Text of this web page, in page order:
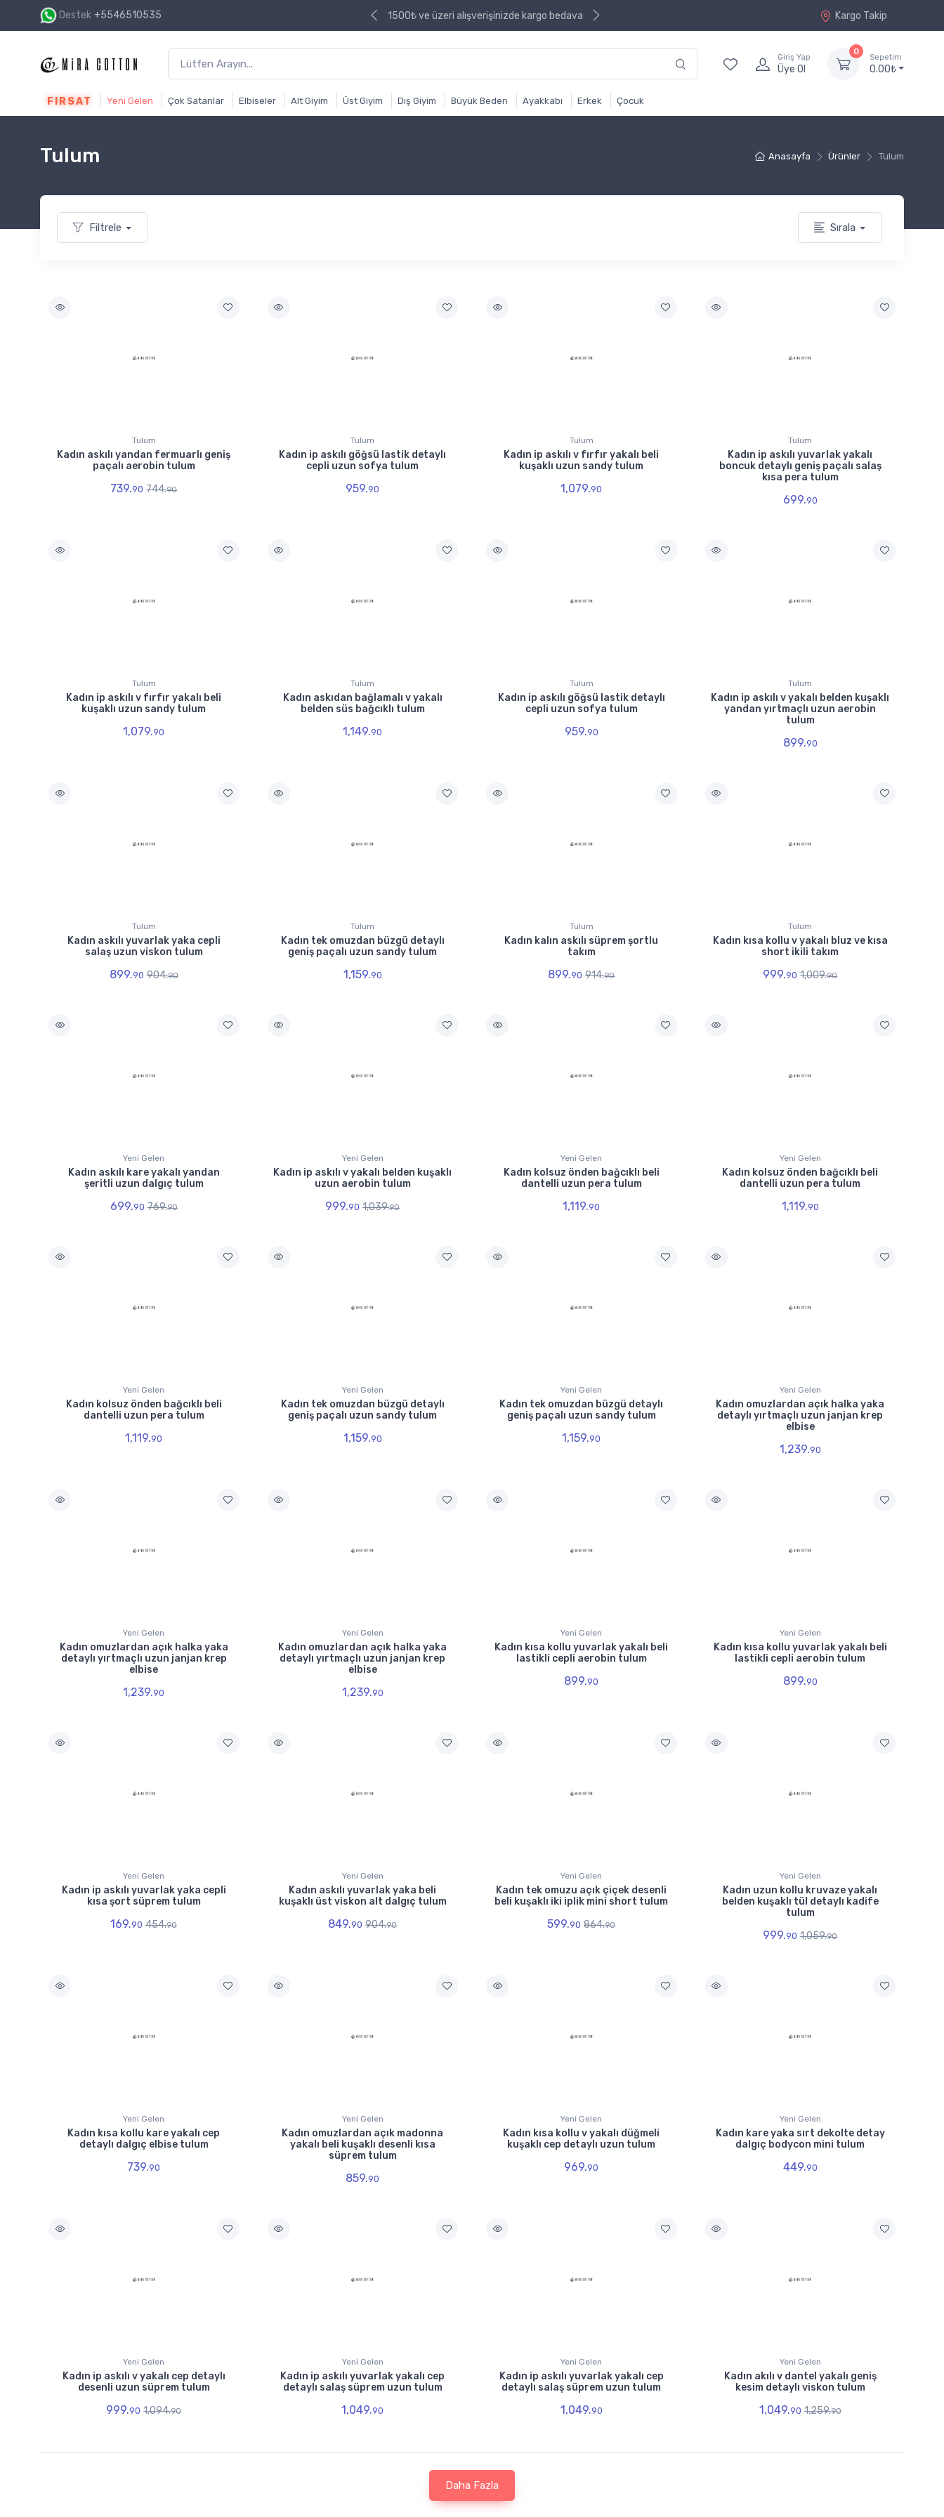
Destek +5546510535 1500₺ ve üzeri alışverişinizde kargo bedava 1500₺ ve üzeri alışverişinizde kargo bedava Kargo Takip
Giriş Yap
Üye Ol
0
Sepetim
0.00₺
FIRSAT Yeni Gelen Çok Satanlar Elbiseler Alt Giyim Üst Giyim Dış Giyim Büyük Beden Ayakkabı Erkek Çocuk
Anasayfa Ürünler Tulum
Tulum
Filtrele Sırala
Tulum
Kadın askılı yandan fermuarlı geniş
paçalı aerobin tulum
739.90 744.90
Tulum
Kadın ip askılı göğsü lastik detaylı
cepli uzun sofya tulum
959.90
Tulum
Kadın ip askılı v fırfır yakalı beli
kuşaklı uzun sandy tulum
1,079.90
Tulum
Kadın ip askılı yuvarlak yakalı
boncuk detaylı geniş paçalı salaş
kısa pera tulum
699.90
Tulum
Kadın ip askılı v fırfır yakalı beli
kuşaklı uzun sandy tulum
1,079.90
Tulum
Kadın askıdan bağlamalı v yakalı
belden süs bağcıklı tulum
1,149.90
Tulum
Kadın ip askılı göğsü lastik detaylı
cepli uzun sofya tulum
959.90
Tulum
Kadın ip askılı v yakalı belden kuşaklı
yandan yırtmaçlı uzun aerobin
tulum
899.90
Tulum
Kadın askılı yuvarlak yaka cepli
salaş uzun viskon tulum
899.90 904.90
Tulum
Kadın tek omuzdan büzgü detaylı
geniş paçalı uzun sandy tulum
1,159.90
Tulum
Kadın kalın askılı süprem şortlu
takım
899.90 914.90
Tulum
Kadın kısa kollu v yakalı bluz ve kısa
short ikili takım
999.90 1,009.90
Yeni Gelen
Kadın askılı kare yakalı yandan
şeritli uzun dalgıç tulum
699.90 769.90
Yeni Gelen
Kadın ip askılı v yakalı belden kuşaklı
uzun aerobin tulum
999.90 1,039.90
Yeni Gelen
Kadın kolsuz önden bağcıklı beli
dantelli uzun pera tulum
1,119.90
Yeni Gelen
Kadın kolsuz önden bağcıklı beli
dantelli uzun pera tulum
1,119.90
Yeni Gelen
Kadın kolsuz önden bağcıklı beli
dantelli uzun pera tulum
1,119.90
Yeni Gelen
Kadın tek omuzdan büzgü detaylı
geniş paçalı uzun sandy tulum
1,159.90
Yeni Gelen
Kadın tek omuzdan büzgü detaylı
geniş paçalı uzun sandy tulum
1,159.90
Yeni Gelen
Kadın omuzlardan açık halka yaka
detaylı yırtmaçlı uzun janjan krep
elbise
1,239.90
Yeni Gelen
Kadın omuzlardan açık halka yaka
detaylı yırtmaçlı uzun janjan krep
elbise
1,239.90
Yeni Gelen
Kadın omuzlardan açık halka yaka
detaylı yırtmaçlı uzun janjan krep
elbise
1,239.90
Yeni Gelen
Kadın kısa kollu yuvarlak yakalı beli
lastikli cepli aerobin tulum
899.90
Yeni Gelen
Kadın kısa kollu yuvarlak yakalı beli
lastikli cepli aerobin tulum
899.90
Yeni Gelen
Kadın ip askılı yuvarlak yaka cepli
kısa şort süprem tulum
169.90 454.90
Yeni Gelen
Kadın askılı yuvarlak yaka beli
kuşaklı üst viskon alt dalgıç tulum
849.90 904.90
Yeni Gelen
Kadın tek omuzu açık çiçek desenli
beli kuşaklı iki iplik mini short tulum
599.90 864.90
Yeni Gelen
Kadın uzun kollu kruvaze yakalı
belden kuşaklı tül detaylı kadife
tulum
999.90 1,059.90
Yeni Gelen
Kadın kısa kollu kare yakalı cep
detaylı dalgıç elbise tulum
739.90
Yeni Gelen
Kadın omuzlardan açık madonna
yakalı beli kuşaklı desenli kısa
süprem tulum
859.90
Yeni Gelen
Kadın kısa kollu v yakalı düğmeli
kuşaklı cep detaylı uzun tulum
969.90
Yeni Gelen
Kadın kare yaka sırt dekolte detay
dalgıç bodycon mini tulum
449.90
Yeni Gelen
Kadın ip askılı v yakalı cep detaylı
desenli uzun süprem tulum
999.90 1,094.90
Yeni Gelen
Kadın ip askılı yuvarlak yakalı cep
detaylı salaş süprem uzun tulum
1,049.90
Yeni Gelen
Kadın ip askılı yuvarlak yakalı cep
detaylı salaş süprem uzun tulum
1,049.90
Yeni Gelen
Kadın akılı v dantel yakalı geniş
kesim detaylı viskon tulum
1,049.90 1,259.90
Daha Fazla